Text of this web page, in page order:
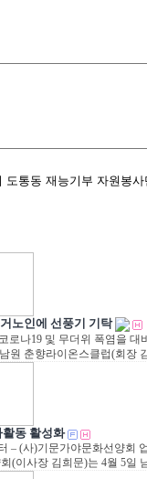
노인에 선풍기 기탁
나19 및 무더위 폭염을 대
원 춘향라이온스클럽(회장
동 활성화
– (사)기문가야문화선양회
(이사장 김희문)는 4월 5일